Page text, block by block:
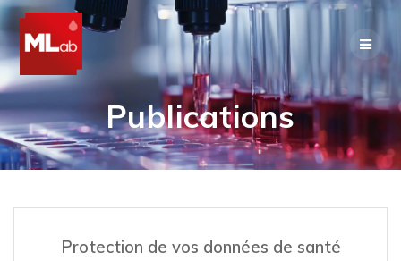
Skip
to
content
Publications
Protection de vos données de santé